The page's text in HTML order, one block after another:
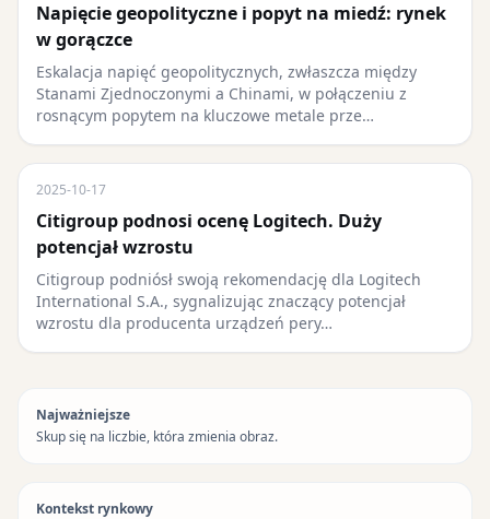
Napięcie geopolityczne i popyt na miedź: rynek
w gorączce
Eskalacja napięć geopolitycznych, zwłaszcza między
Stanami Zjednoczonymi a Chinami, w połączeniu z
rosnącym popytem na kluczowe metale prze…
2025-10-17
Citigroup podnosi ocenę Logitech. Duży
potencjał wzrostu
Citigroup podniósł swoją rekomendację dla Logitech
International S.A., sygnalizując znaczący potencjał
wzrostu dla producenta urządzeń pery…
Najważniejsze
Skup się na liczbie, która zmienia obraz.
Kontekst rynkowy